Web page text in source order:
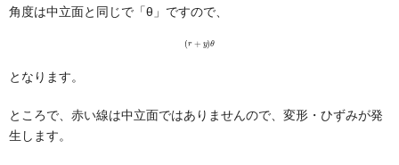
角度は中立面と同じで「θ」ですので、
r+y)θ
となります。
ところで、赤い線は中立面ではありませんので、変形・ひずみが発
生します。